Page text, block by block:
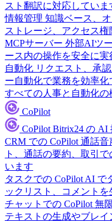
スト翻訳に対応していま
情報管理 知識ベース、
ストレージ、アクセス
MCPサーバー 外部AIツ
ース内の操作を安全に実
自動化 リクエスト、承
ー自動化で業務を効率化
すべての人事と自動化の
CoPilot
CoPilot Bitrix24 の AI
CRM での CoPilot 通話音
ト、通話の要約、取引
います
タスクでの CoPilot AI で
ックリスト、コメントを
チャットでの CoPilot 無
テキストの生成やブレ